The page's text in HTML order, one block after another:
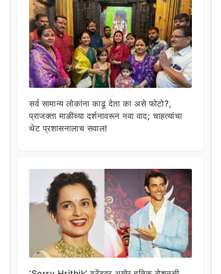
सर्व सामान्य लोकांना काढू देता का असे फोटो?,
प्राजक्ता माळीच्या दर्शनावरून नवा वाद; चाहत्यांचा
थेट प्रशासनालाच सवाल!